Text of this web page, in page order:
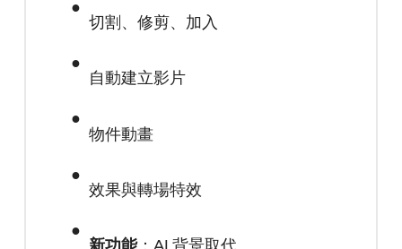
切割、修剪、加入
自動建立影片
物件動畫
效果與轉場特效